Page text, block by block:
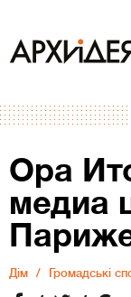
Ора
медиа
Дiм Громадські